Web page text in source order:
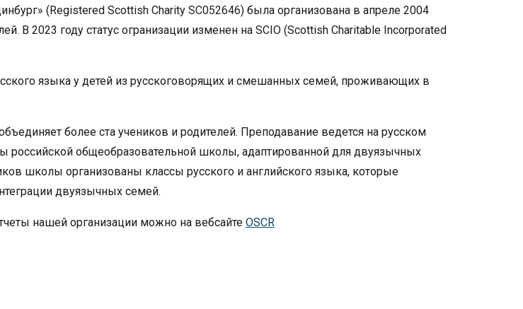
(Registered Scottish Charity SC052646) была организована в апреле 2004
В 2023 году статус огранизации изменен на SCIO (Scottish Charitable Incorporated
языка у детей из русскоговорящих и смешанных семей, проживающих в
более ста учеников и родителей. Преподавание ведется на русском
российской общеобразовательной школы, адаптированной для двуязычных
школы организованы классы русского и английского языка, которые
двуязычных семей.
нашей организации можно на вебсайте OSCR